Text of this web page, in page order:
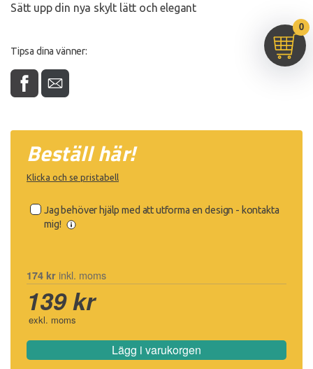
Sätt upp din nya skylt lätt och elegant
Tipsa dina vänner:
Beställ här!
Klicka och se pristabell
Jag behöver hjälp med att utforma en design - kontakta
mig!
174 kr inkl. moms
139 kr
exkl. moms
Lägg i varukorgen
0